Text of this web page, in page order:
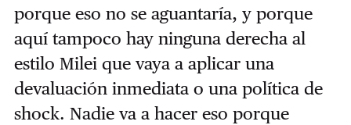
porque eso no se aguantaría, y porque
aquí tampoco hay ninguna derecha al
estilo Milei que vaya a aplicar una
devaluación inmediata o una política de
shock. Nadie va a hacer eso porque